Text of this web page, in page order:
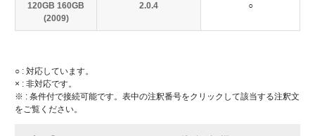
120GB 160GB
(2009)
2.0.4 ○
○ : 対応しています。
× : 非対応です。
※ : 条件付で接続可能です。表中の注釈番号をクリックして該当する注釈文
をご覧ください。